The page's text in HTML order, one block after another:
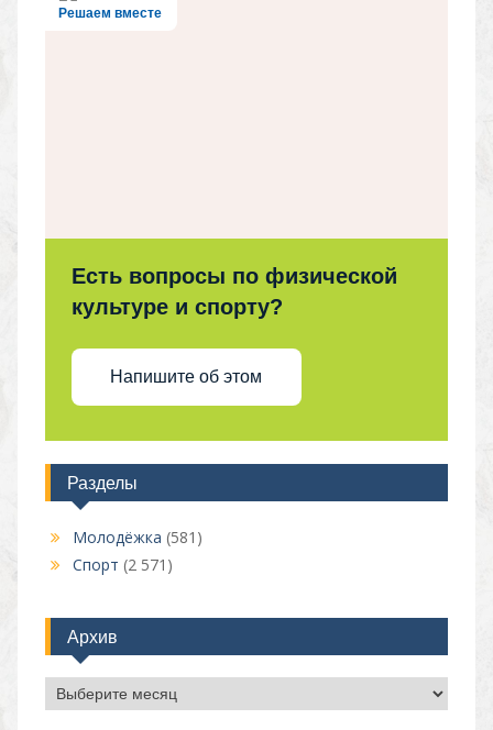
Решаем вместе
Есть вопросы по физической
культуре и спорту?
Напишите об этом
Разделы
Молодёжка (581)
Спорт (2 571)
Архив
Архив